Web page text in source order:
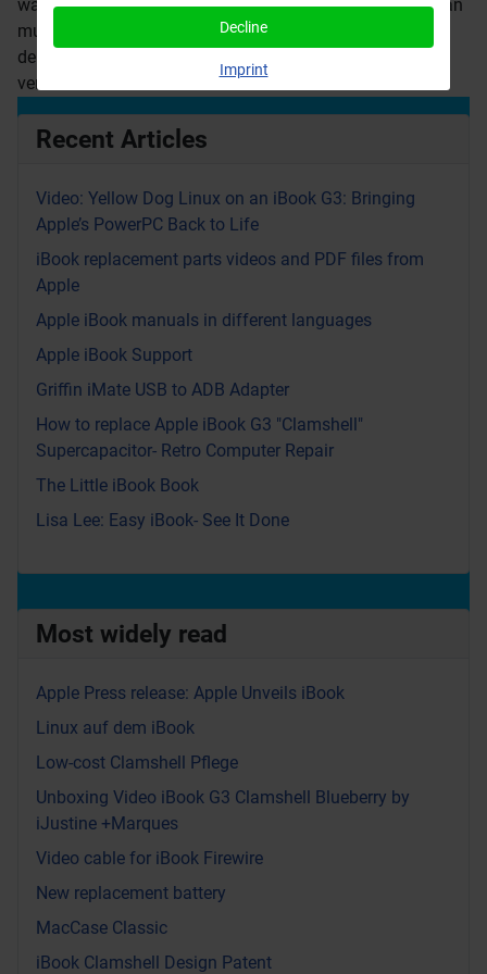
Most widely read
Apple Press release: Apple Unveils iBook
Linux auf dem iBook
Low-cost Clamshell Pflege
Unboxing Video iBook G3 Clamshell Blueberry by
iJustine +Marques
Video cable for iBook Firewire
New replacement battery
MacCase Classic
iBook Clamshell Design Patent
war für mich die Konfiguration einer DSL-Verbindung, man
musste dazu ein neues Gerät, eine xDSL Verbindung, in
dem Modul hinzufügen, das auch die Netzwerkkarten
verwaltet.
Recent Articles
Video: Yellow Dog Linux on an iBook G3: Bringing
Apple’s PowerPC Back to Life
iBook replacement parts videos and PDF files from
Apple
Apple iBook manuals in different languages
Apple iBook Support
Griffin iMate USB to ADB Adapter
How to replace Apple iBook G3 "Clamshell"
Supercapacitor- Retro Computer Repair
The Little iBook Book
Lisa Lee: Easy iBook- See It Done
Decline
Imprint